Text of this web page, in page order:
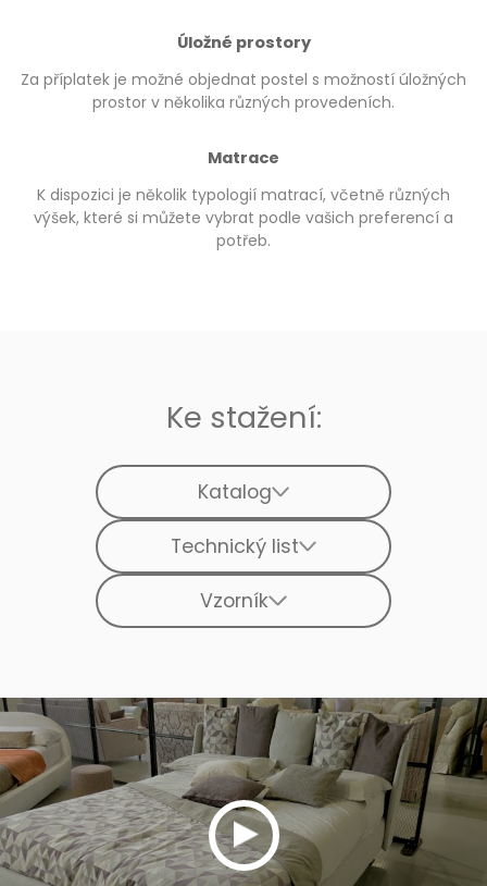
Úložné prostory
Za příplatek je možné objednat postel s možností úložných
prostor v několika různých provedeních.
Matrace
K dispozici je několik typologií matrací, včetně různých
výšek, které si můžete vybrat podle vašich preferencí a
potřeb.
Ke stažení:
Katalog
Technický list
Vzorník